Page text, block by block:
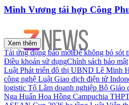
Minh Vương tái hợp Công
Xem thêm
Tải ứng dụng báo mớiĐể không bỏ sót
Điều khoản sử dụngChính sách bảo mật
Luật Phát triển đô thị UBND Lê Minh
công nghệ Luật Giao dịch điện tử
logistic Tô Lâm doanh nghiệp Bộ Giáo
Nga Huấn Hoa Hồng Campuchia